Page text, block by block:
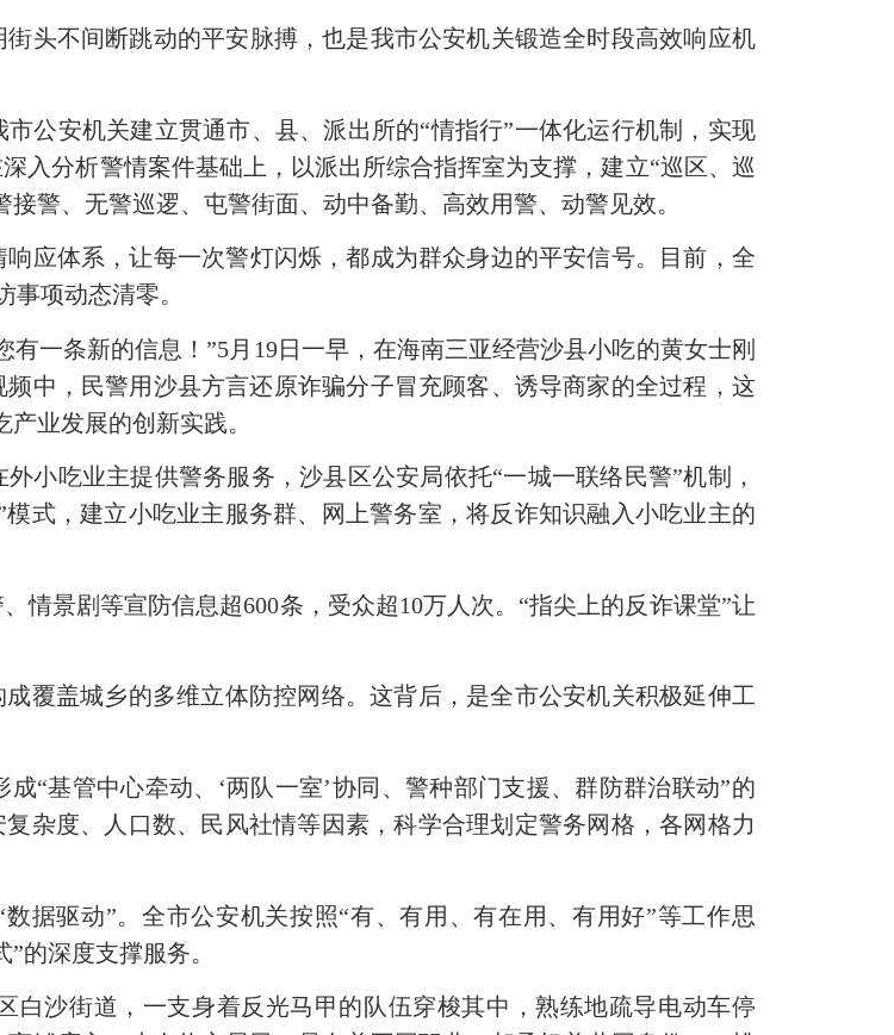
头不间断跳动的平安脉搏，也是我市公安机关锻造全时段高效响应机
公安机关建立贯通市、县、派出所的“情指行”一体化运行机制，实现
入分析警情案件基础上，以派出所综合指挥室为支撑，建立“巡区、巡
警、无警巡逻、屯警街面、动中备勤、高效用警、动警见效。
应体系，让每一次警灯闪烁，都成为群众身边的平安信号。目前，全
事项动态清零。
有一条新的信息！”5月19日一早，在海南三亚经营沙县小吃的黄女士刚
中，民警用沙县方言还原诈骗分子冒充顾客、诱导商家的全过程，这
业发展的创新实践。
小吃业主提供警务服务，沙县区公安局依托“一城一联络民警”机制，
式，建立小吃业主服务群、网上警务室，将反诈知识融入小吃业主的
情景剧等宣防信息超600条，受众超10万人次。 “指尖上的反诈课堂”让
成覆盖城乡的多维立体防控网络。这背后，是全市公安机关积极延伸工
成“基管中心牵动、‘两队一室’协同、警种部门支援、群防群治联动”的
杂度、人口数、民风社情等因素，科学合理划定警务网格，各网格力
数据驱动”。全市公安机关按照“有、有用、有在用、有用好”等工作思
的深度支撑服务。
白沙街道，一支身着反光马甲的队伍穿梭其中，熟练地疏导电动车停